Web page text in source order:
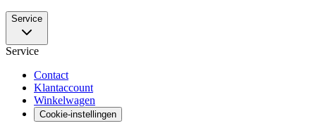
Service
Service
Contact
Klantaccount
Winkelwagen
Cookie-instellingen